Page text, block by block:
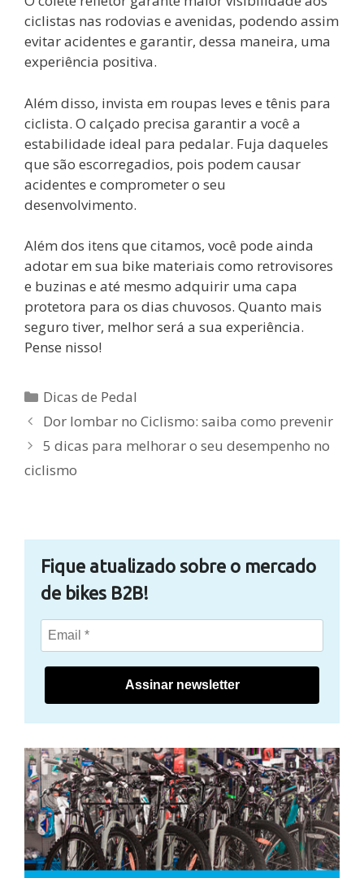
ciclistas nas rodovias e avenidas, podendo assim
evitar acidentes e garantir, dessa maneira, uma
experiência positiva.
Além disso, invista em roupas leves e tênis para
ciclista. O calçado precisa garantir a você a
estabilidade ideal para pedalar. Fuja daqueles
que são escorregadios, pois podem causar
acidentes e comprometer o seu
desenvolvimento.
Além dos itens que citamos, você pode ainda
adotar em sua bike materiais como retrovisores
e buzinas e até mesmo adquirir uma capa
protetora para os dias chuvosos. Quanto mais
seguro tiver, melhor será a sua experiência.
Pense nisso!
Categorias
Dicas de Pedal
Dor lombar no Ciclismo: saiba como prevenir
5 dicas para melhorar o seu desempenho no
ciclismo
Fique atualizado sobre o mercado
de bikes B2B!
Assinar newsletter